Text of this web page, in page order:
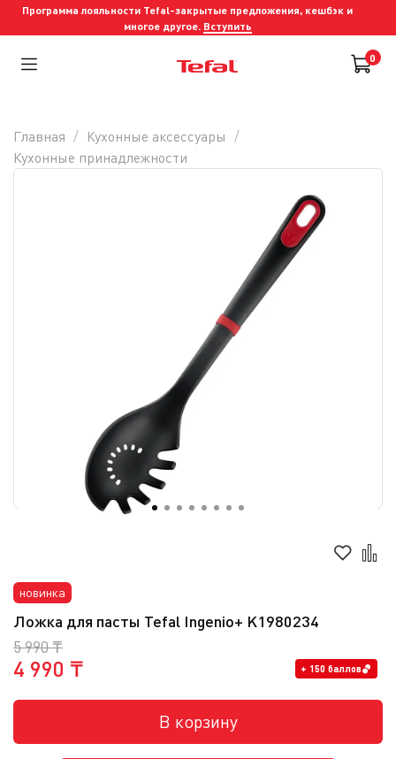
Программа лояльности Tefal-закрытые предложения, кешбэк и
многое другое. Вступить
0
новинка
Ложка для пасты Tefal Ingenio+ K1980234
5 990 ₸
4 990 ₸ + 150 баллов
В корзину
Главная
Кухонные аксессуары
Кухонные принадлежности